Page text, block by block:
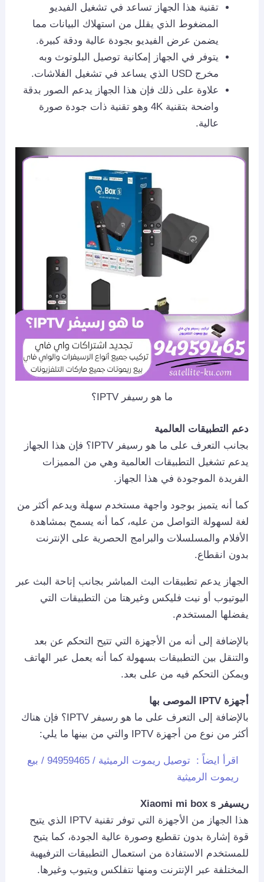
تقنية هذا الجهاز تساعد في تشغيل الفيديو
المضغوط الذي يقلل من استهلاك البيانات مما
يضمن عرض الفيديو بجودة عالية ودقة كبيرة.
يتوفر في الجهاز إمكانية توصيل البلوتوث وبه
مخرج USD الذي يساعد في تشغيل الفلاشات.
علاوة على ذلك فإن هذا الجهاز يدعم الصور بدقة
واضحة بتقنية 4K وهو تقنية ذات جودة صورة
عالية.
ما هو رسيفر IPTV؟
دعم التطبيقات العالمية
بجانب التعرف على ما هو رسيفر IPTV؟ فإن هذا الجهاز
يدعم تشغيل التطبيقات العالمية وهي من المميزات
الفريدة الموجودة في هذا الجهاز.
كما أنه يتميز بوجود واجهة مستخدم سهلة ويدعم أكثر من
لغة لسهولة التواصل من عليه، كما أنه يسمح بمشاهدة
الأفلام والمسلسلات والبرامج الحصرية على الإنترنت
بدون انقطاع.
الجهاز يدعم تطبيقات البث المباشر بجانب إتاحة البث عبر
اليوتيوب أو نيت فليكس وغيرهتا من التطبيقات التي
يفضلها المستخدم.
بالإضافة إلى أنه من الأجهزة التي تتيح التحكم عن بعد
والتنقل بين التطبيقات بسهولة كما أنه يعمل عبر الهاتف
ويمكن التحكم فيه من على بعد.
أجهزة IPTV الموصى بها
بالإضافة إلى التعرف على ما هو رسيفر IPTV؟ فإن هناك
أكثر من نوع من أجهزة IPTV والتي من بينها ما يلي:
اقرأ ايضاً :
توصيل ريموت الرميثية / 94959465 / بيع
ريموت الرميثية
ريسيفر Xiaomi mi box s
هذا الجهاز من الأجهزة التي توفر تقنية IPTV الذي يتيح
قوة إشارة بدون تقطيع وصورة عالية الجودة، كما يتيح
للمستخدم الاستفادة من استعمال التطبيقات الترفيهية
المختلفة عبر الإنترنت ومنها نتفلكس ويتيوب وغيرها.